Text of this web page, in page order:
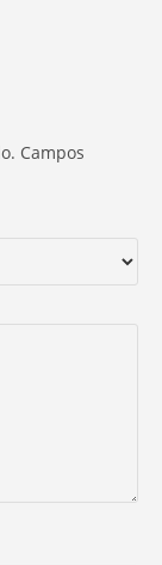
Campos